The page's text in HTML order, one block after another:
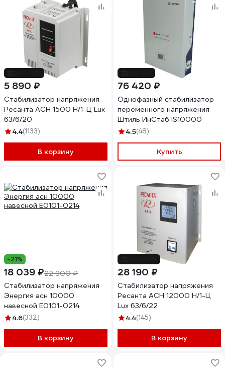
5 890 ₽
Стабилизатор напряжения
Ресанта АСН 1500 Н/1-Ц Lux
63/6/20
4.4(1133)
В корзину
76 420 ₽
Однофазный стабилизатор
переменного напряжения
Штиль ИнСтаб IS10000
4.5(48)
Купить
-21%
18 039 ₽22 900 ₽
Стабилизатор напряжения
Энергия асн 10000
навесной Е0101-0214
4.6(332)
В корзину
28 190 ₽
Стабилизатор напряжения
Ресанта АСН 12000 Н/1-Ц
Lux 63/6/22
4.4(145)
В корзину